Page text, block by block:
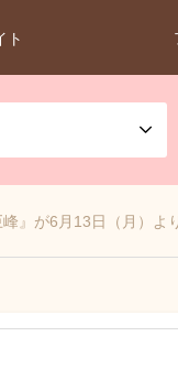
ト
』が6月13日（月）よ